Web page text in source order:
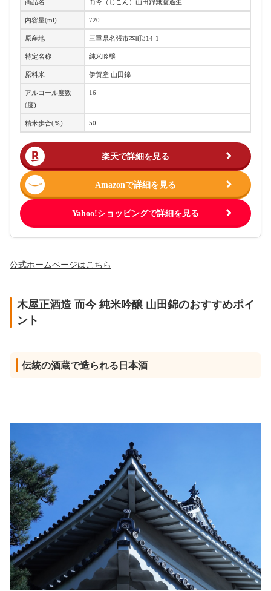
商品名 而今（じこん）山田錦無濾過生
内容量(ml) 720
原産地 三重県名張市本町314-1
特定名称 純米吟醸
原料米 伊賀産 山田錦
アルコール度数
(度)
16
精米歩合(％) 50
楽天で詳細を見る
Amazonで詳細を見る
Yahoo!ショッピングで詳細を見る
公式ホームページはこちら
木屋正酒造 而今 純米吟醸 山田錦のおすすめポイ
ント
伝統の酒蔵で造られる日本酒